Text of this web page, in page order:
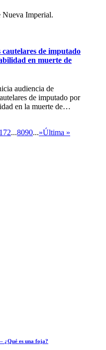
Nueva Imperial.
de imputado
en muerte de
audiencia de
de imputado por
en la muerte de…
72...8090...»Última »
¿Qué es una foja?